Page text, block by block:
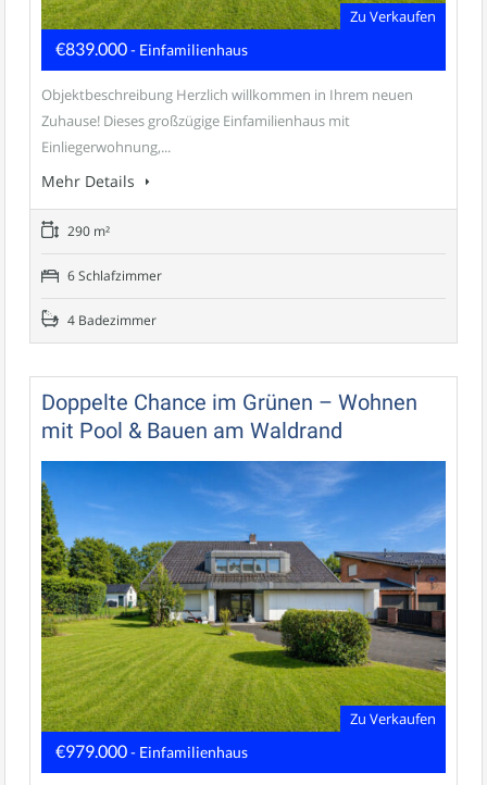
Zu Verkaufen
€839.000- Einfamilienhaus
Objektbeschreibung Herzlich willkommen in Ihrem neuen
Zuhause! Dieses großzügige Einfamilienhaus mit
Einliegerwohnung,...
Mehr Details
290 m²
6 Schlafzimmer
4 Badezimmer
Doppelte Chance im Grünen – Wohnen
mit Pool & Bauen am Waldrand
Zu Verkaufen
€979.000- Einfamilienhaus